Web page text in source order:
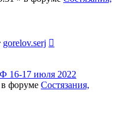
gorelov.serj
16-17 июля 2022
форуме Состязания,